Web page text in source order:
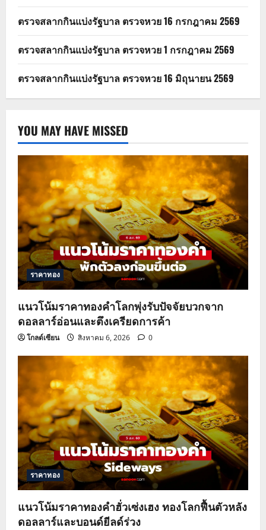
ตรวจสลากกินแบ่งรัฐบาล ตรวจหวย 16 กรกฎาคม 2569
ตรวจสลากกินแบ่งรัฐบาล ตรวจหวย 1 กรกฎาคม 2569
ตรวจสลากกินแบ่งรัฐบาล ตรวจหวย 16 มิถุนายน 2569
YOU MAY HAVE MISSED
ราคาทอง
แนวโน้มราคาทองคำโลกพุ่งรับปัจจัยบวกจาก
ดอลลาร์อ่อนและตึงเครียดการค้า
โกลด์เซียน สิงหาคม 6, 2026 0
ราคาทอง
แนวโน้มราคาทองคำฮั่วเซ่งเฮง ทองโลกฟื้นตัวหลัง
ดอลลาร์และบอนด์ยีลด์ร่วง